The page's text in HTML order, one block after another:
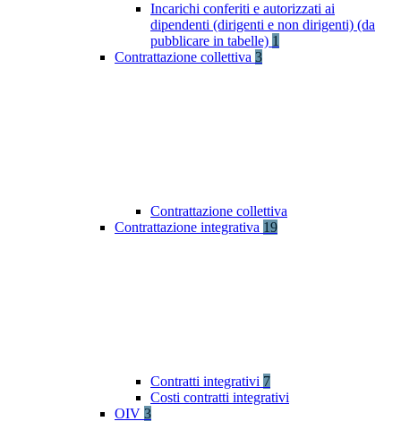
Incarichi conferiti e autorizzati ai
dipendenti (dirigenti e non dirigenti) (da
pubblicare in tabelle) 1
Contrattazione collettiva 3
Contrattazione collettiva
Contrattazione integrativa 19
Contratti integrativi 7
Costi contratti integrativi
OIV 3